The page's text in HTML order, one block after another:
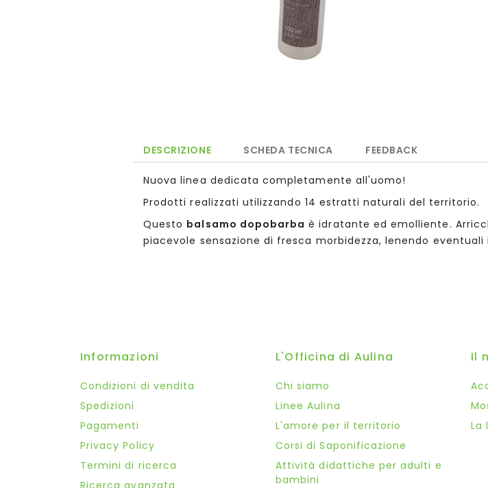
DESCRIZIONE
Nuova linea dedicata completamente all'uomo!
Prodotti realizzati utilizzando 14 estratti naturali del territorio.
Questo balsamo dopobarba è idratante ed emolliente.
piacevole sensazione di fresca morbidezza, lenendo eventuali
SCHEDA TECNICA FEEDBACK
Informazioni
Condizioni di vendita
Spedizioni
Pagamenti
Privacy Policy
Termini di ricerca
Ricerca avanzata
L'Officina di Aulina
Chi siamo
Linee Aulina
L'amore per il territorio
Corsi di Saponificazione
Attività didattiche per adulti e
bambini
Il
La